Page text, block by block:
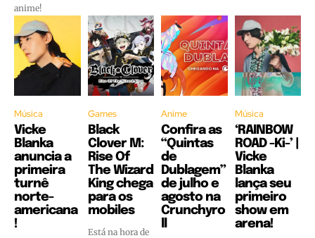
anime!
Música
Vicke
Blanka
anuncia a
primeira
turnê
norte-
americana
!
Games
Black
Clover M:
Rise Of
The Wizard
King chega
para os
mobiles
Está na hora de
Anime
Confira as
“Quintas
de
Dublagem”
de julho e
agosto na
Crunchyro
Música
‘RAINBOW
ROAD -Ki-’ |
Vicke
Blanka
lança seu
primeiro
show em
arena!